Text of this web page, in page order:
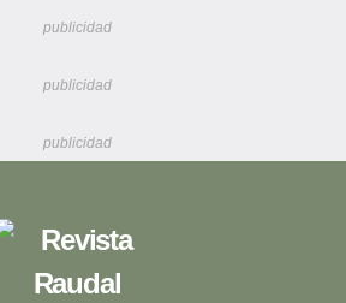
publicidad
publicidad
publicidad